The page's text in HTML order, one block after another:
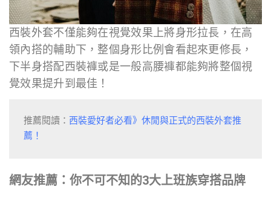
西裝外套不僅能夠在視覺效果上將身形拉長，在高
領內搭的輔助下，整個身形比例會看起來更修長，
下半身搭配西裝褲或是一般高腰褲都能夠將整個視
覺效果提升到最佳！
推薦閱讀： 西裝愛好者必看》休閒與正式的西裝外套推
薦！
網友推薦：你不可不知的3大上班族穿搭品牌